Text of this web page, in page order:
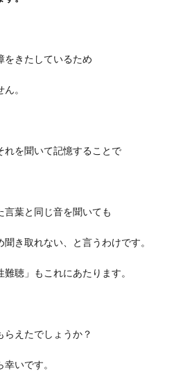
をきたしているため
。
れを聞いて記憶することで
言葉と同じ音を聞いても
き取れない、と言うわけです。
難聴」もこれにあたります。
らえたでしょうか？
いです。